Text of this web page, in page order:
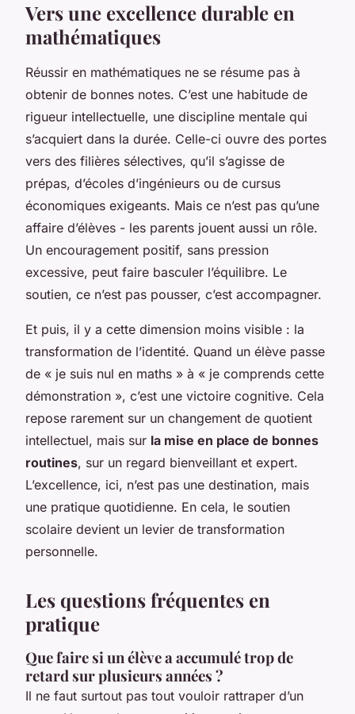
Vers une excellence durable en
mathématiques
Réussir en mathématiques ne se résume pas à
obtenir de bonnes notes. C’est une habitude de
rigueur intellectuelle, une discipline mentale qui
s’acquiert dans la durée. Celle-ci ouvre des portes
vers des filières sélectives, qu’il s’agisse de
prépas, d’écoles d’ingénieurs ou de cursus
économiques exigeants. Mais ce n’est pas qu’une
affaire d’élèves - les parents jouent aussi un rôle.
Un encouragement positif, sans pression
excessive, peut faire basculer l’équilibre. Le
soutien, ce n’est pas pousser, c’est accompagner.
Et puis, il y a cette dimension moins visible : la
transformation de l’identité. Quand un élève passe
de « je suis nul en maths » à « je comprends cette
démonstration », c’est une victoire cognitive. Cela
repose rarement sur un changement de quotient
intellectuel, mais sur la mise en place de bonnes
routines, sur un regard bienveillant et expert.
L’excellence, ici, n’est pas une destination, mais
une pratique quotidienne. En cela, le soutien
scolaire devient un levier de transformation
personnelle.
Les questions fréquentes en
pratique
Que faire si un élève a accumulé trop de
retard sur plusieurs années ?
Il ne faut surtout pas tout vouloir rattraper d’un